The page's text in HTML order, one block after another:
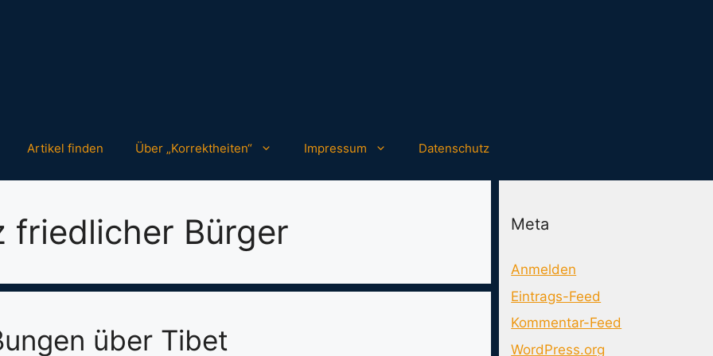
Artikel finden Über „Korrektheiten“ Impressum Datenschutz
friedlicher Bürger
über Tibet
Meta
Anmelden
Eintrags-Feed
Kommentar-Feed
WordPress.org